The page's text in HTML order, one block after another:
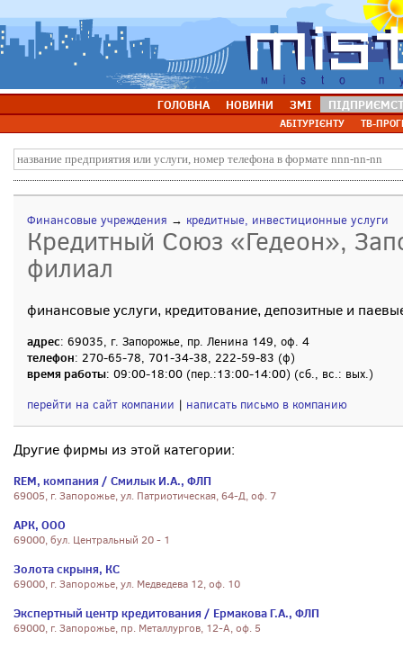
ГОЛОВНА НОВИНИ ЗМІ
АБІТУРІЄНТУ ТВ-
Финансовые учреждения → кредитные, инвестиционные услуги
Кредитный Союз «Гедеон»,
филиал
финансовые услуги, кредитование, депозитные и
адрес: 69035, г. Запорожье, пр. Ленина 149, оф. 4
телефон: 270-65-78, 701-34-38, 222-59-83 (ф)
время работы: 09:00-18:00 (пер.:13:00-14:00) (сб., вc.: вых.)
перейти на сайт компании | написать письмо в компанию
Другие фирмы из этой категории:
REM, компания / Смилык И.А., ФЛП
69005, г. Запорожье, ул. Патриотическая, 64-Д, оф. 7
АРК, ООО
69000, бул. Центральный 20 - 1
Золота скрыня, КС
69000, г. Запорожье, ул. Медведева 12, оф. 10
Экспертный центр кредитования / Ермакова Г.А., ФЛП
69000, г. Запорожье, пр. Металлургов, 12-А, оф. 5